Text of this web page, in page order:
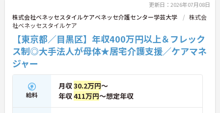
更新日：2026年07月08日
株式会社ベネッセスタイルケアベネッセ介護センター学芸大学
株式会
社ベネッセスタイルケア
【東京都／目黒区】年収400万円以上＆フレック
ス制◎大手法人が母体★居宅介護支援／ケアマネ
ジャー
給料
月収30.2万円～
年収411万円～想定年収